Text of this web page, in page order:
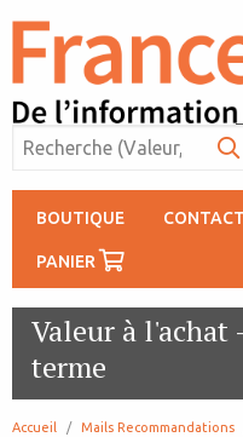
BOUTIQUE CONTACT
PANIER
Valeur à l'achat
terme
Accueil Mails Recommandations